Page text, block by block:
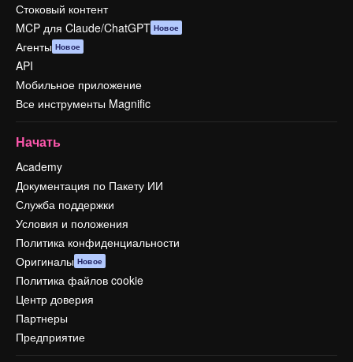
Стоковый контент
MCP для Claude/ChatGPT Новое
Агенты Новое
API
Мобильное приложение
Все инструменты Magnific
Начать
Academy
Документация по Пакету ИИ
Служба поддержки
Условия и положения
Политика конфиденциальности
Оригиналы Новое
Политика файлов cookie
Центр доверия
Партнеры
Предприятие